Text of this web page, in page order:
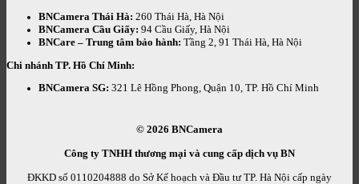
BNCamera Thái Hà: 260 Thái Hà, Hà Nội
BNCamera Cầu Giấy: 94 Cầu Giấy, Hà Nội
BNCare – Trung tâm bảo hành: Tầng 2, 91 Thái Hà, Hà Nội
Chi nhánh TP. Hồ Chí Minh:
BNCamera SG: 321 Lê Hồng Phong, Quận 10, TP. Hồ Chí Minh
© 2026 BNCamera
Công ty TNHH thương mại và cung cấp dịch vụ BN
ĐKKD số 0110204888 do Sở Kế hoạch và Đầu tư TP. Hà Nội cấp ngày